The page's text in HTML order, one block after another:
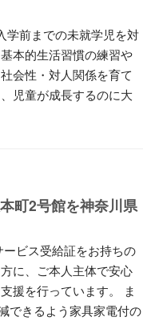
学前までの未就学児を対
本的生活習慣の練習や
会性・対人関係を育て
児童が成長するのに大
町2号館を神奈川県
ービス受給証をお持ちの
に、ご本人主体で安心
援を行っています。 ま
できるよう家具家電付の